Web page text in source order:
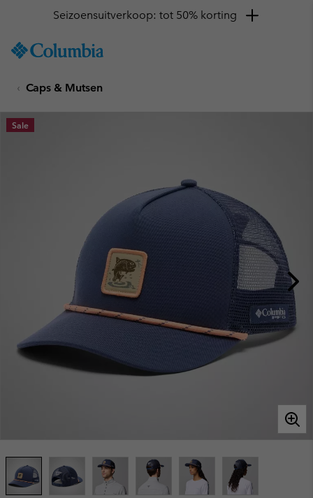
TO
SKIP
MAIN
NAV
Seizoensuitverkoop: tot 50% korting
Caps & Mutsen
Sale